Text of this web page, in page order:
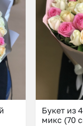
Сухоцветы
Фрезия
Эустома
Букет из
микс (70